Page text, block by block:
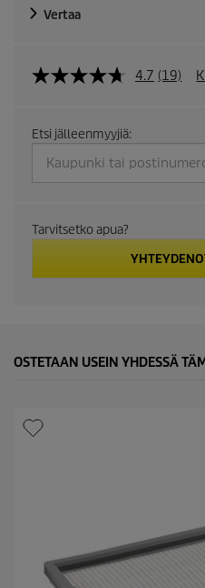
p
r
o
d
u
t
p
i
e
Vertaa
4.7 (19)
Etsi jälleenmyyjiä:
Tarvitsetko apua?
OSTETAAN USEIN YHDESSÄ